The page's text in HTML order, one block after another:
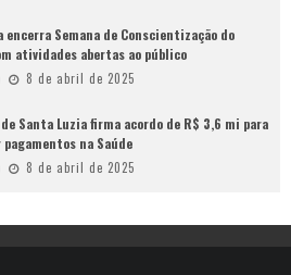
encerra Semana de Conscientização do
atividades abertas ao público
8 de abril de 2025
Santa Luzia firma acordo de R$ 3,6 mi para
na Saúde
8 de abril de 2025